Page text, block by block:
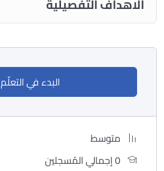
الاهداف التفصيلية
البدء في التعلّم
متوسط
0 إجمالي المُسجلين